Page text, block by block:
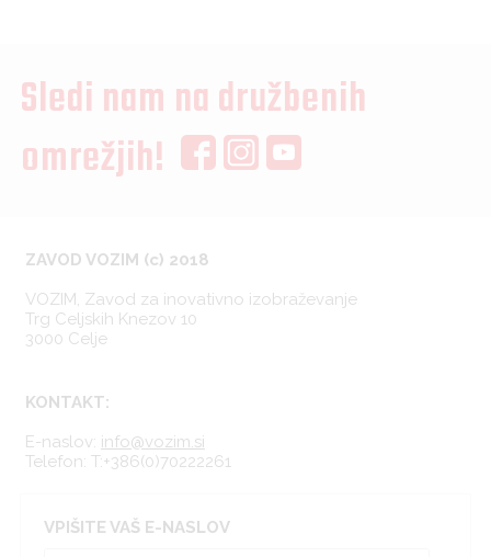
Sledi nam na družbenih
omrežjih!
ZAVOD VOZIM (c) 2018
VOZIM, Zavod za inovativno izobraževanje
Trg Celjskih Knezov 10
3000 Celje
KONTAKT:
E-naslov: info@vozim.si
Telefon: T:+386(0)70222261
VPIŠITE VAŠ E-NASLOV